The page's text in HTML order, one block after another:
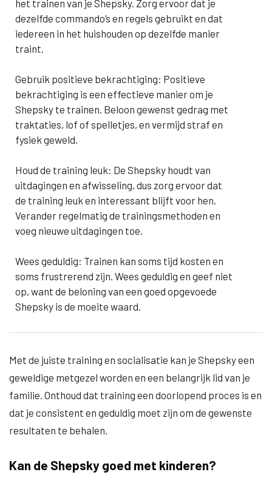
het trainen van je Shepsky. Zorg ervoor dat je
dezelfde commando’s en regels gebruikt en dat
iedereen in het huishouden op dezelfde manier
traint.
Gebruik positieve bekrachtiging: Positieve
bekrachtiging is een effectieve manier om je
Shepsky te trainen. Beloon gewenst gedrag met
traktaties, lof of spelletjes, en vermijd straf en
fysiek geweld.
Houd de training leuk: De Shepsky houdt van
uitdagingen en afwisseling, dus zorg ervoor dat
de training leuk en interessant blijft voor hen.
Verander regelmatig de trainingsmethoden en
voeg nieuwe uitdagingen toe.
Wees geduldig: Trainen kan soms tijd kosten en
soms frustrerend zijn. Wees geduldig en geef niet
op, want de beloning van een goed opgevoede
Shepsky is de moeite waard.
Met de juiste training en socialisatie kan je Shepsky een
geweldige metgezel worden en een belangrijk lid van je
familie. Onthoud dat training een doorlopend proces is en
dat je consistent en geduldig moet zijn om de gewenste
resultaten te behalen.
Kan de Shepsky goed met kinderen?